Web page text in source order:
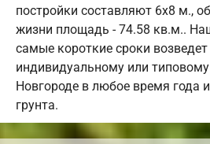
постройки составляют 6х8 м.,
жизни площадь - 74.58 кв.м..
самые короткие сроки
индивидуальному или
Новгороде в любое время года
грунта.